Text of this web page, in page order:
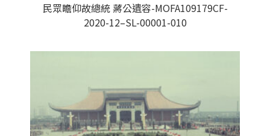
民眾瞻仰故總統 蔣公遺容-MOFA109179CF-
2020-12–SL-00001-010